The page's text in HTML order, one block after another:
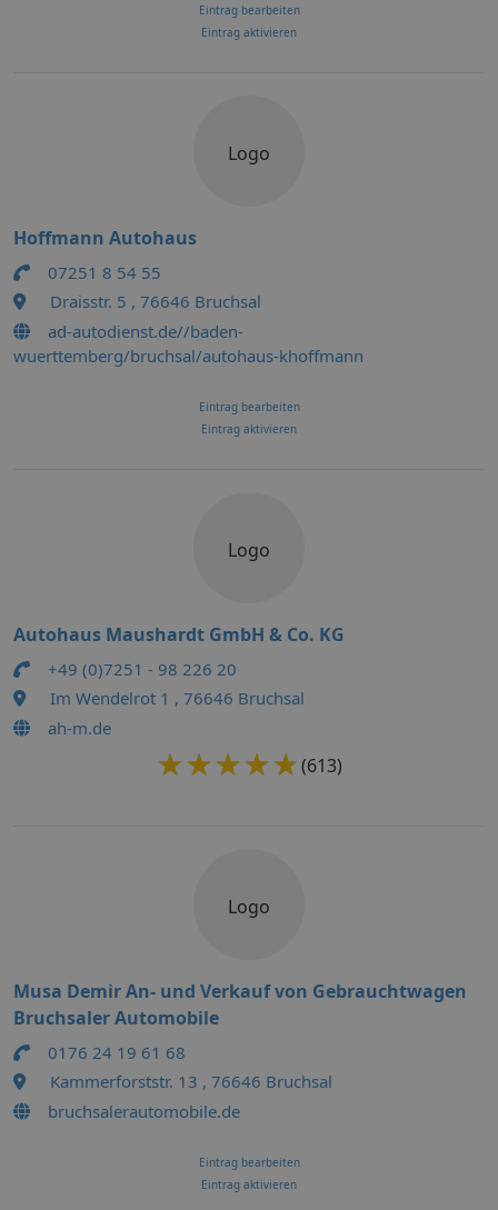
Eintrag bearbeiten
Eintrag aktivieren
Logo
Hoffmann Autohaus
07251 8 54 55
Draisstr. 5 , 76646 Bruchsal
ad-autodienst.de//baden-
wuerttemberg/bruchsal/autohaus-khoffmann
Eintrag bearbeiten
Eintrag aktivieren
Logo
Autohaus Maushardt GmbH & Co. KG
+49 (0)7251 - 98 226 20
Im Wendelrot 1 , 76646 Bruchsal
ah-m.de
★★★★★
★★★★★ (613)
Logo
Musa Demir An- und Verkauf von Gebrauchtwagen
Bruchsaler Automobile
0176 24 19 61 68
Kammerforststr. 13 , 76646 Bruchsal
bruchsalerautomobile.de
Eintrag bearbeiten
Eintrag aktivieren